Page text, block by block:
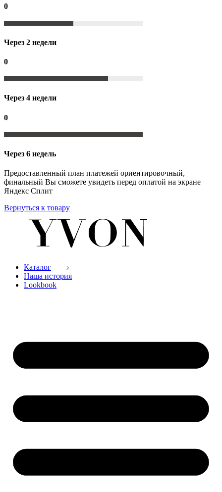
0
Через 2 недели
0
Через 4 недели
0
Через 6 недель
Предоставленный план платежей ориентировочный,
финальный Вы сможете увидеть перед оплатой на экране
Яндекс Сплит
Вернуться к товару
Каталог
Наша история
Lookbook